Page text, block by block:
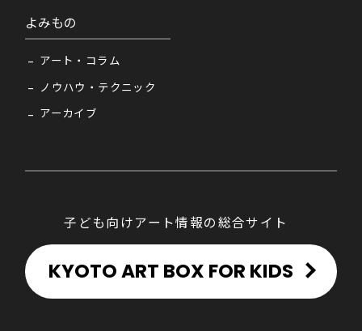
よみもの
アート・コラム
ノウハウ・テクニック
アーカイブ
子ども向けアート情報の総合サイト
KYOTO ART BOX FOR KIDS